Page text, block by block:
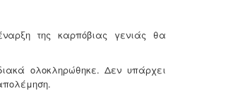
της καρπόβιας γενιάς θα
ολοκληρώθηκε. Δεν υπάρχει